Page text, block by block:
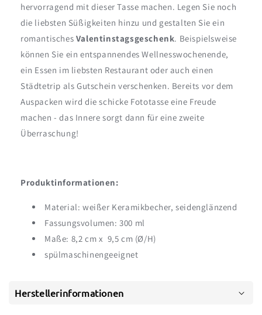
hervorragend mit dieser Tasse machen. Legen Sie noch
die liebsten Süßigkeiten hinzu und gestalten Sie ein
romantisches Valentinstagsgeschenk. Beispielsweise
können Sie ein entspannendes Wellnesswochenende,
ein Essen im liebsten Restaurant oder auch einen
Städtetrip als Gutschein verschenken. Bereits vor dem
Auspacken wird die schicke Fototasse eine Freude
machen - das Innere sorgt dann für eine zweite
Überraschung!
Produktinformationen:
Material: weißer Keramikbecher, seidenglänzend
Fassungsvolumen: 300 ml
Maße: 8,2 cm x 9,5 cm (Ø/H)
spülmaschinengeeignet
Herstellerinformationen